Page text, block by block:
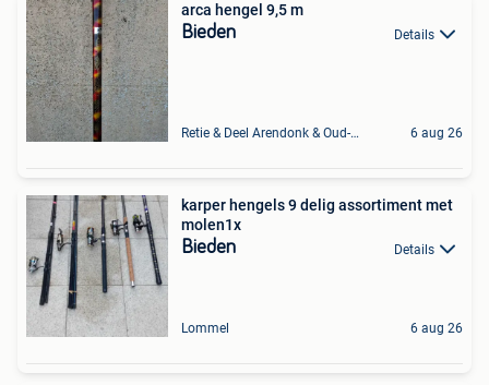
arca hengel 9,5 m
Bieden Details
Retie & Deel Arendonk & Oud-Turnhout 6 aug 26
karper hengels 9 delig assortiment met
molen1x
Bieden Details
Lommel 6 aug 26